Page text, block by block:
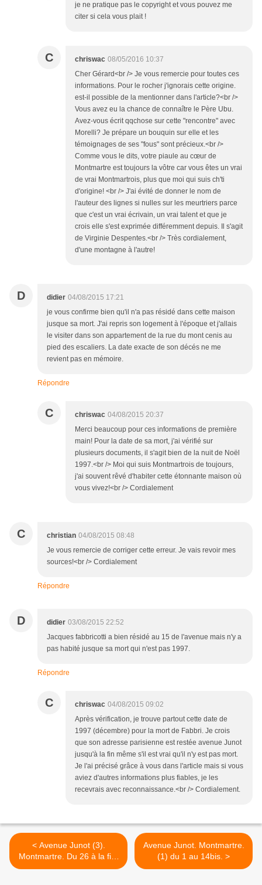
je ne pratique pas le copyright et vous pouvez me
citer si cela vous plait !
C chriswac 08/05/2016 10:37
Cher Gérard<br /> Je vous remercie pour toutes ces
informations. Pour le rocher j'ignorais cette origine.
est-il possible de la mentionner dans l'article?<br />
Vous avez eu la chance de connaître le Père Ubu.
Avez-vous écrit qqchose sur cette "rencontre" avec
Morelli? Je prépare un bouquin sur elle et les
témoignages de ses "fous" sont précieux.<br />
Comme vous le dits, votre piaule au cœur de
Montmartre est toujours la vôtre car vous êtes un vrai
de vrai Montmartrois, plus que moi qui suis ch'ti
d'origine! <br /> J'ai évité de donner le nom de
l'auteur des lignes si nulles sur les meurtriers parce
que c'est un vrai écrivain, un vrai talent et que je
crois elle s'est exprimée différemment depuis. Il s'agit
de Virginie Despentes.<br /> Très cordialement,
d'une montagne à l'autre!
D didier 04/08/2015 17:21
je vous confirme bien qu'il n'a pas résidé dans cette maison
jusque sa mort. J'ai repris son logement à l'époque et j'allais
le visiter dans son appartement de la rue du mont cenis au
pied des escaliers. La date exacte de son décés ne me
revient pas en mémoire.
Répondre
C chriswac 04/08/2015 20:37
Merci beaucoup pour ces informations de première
main! Pour la date de sa mort, j'ai vérifié sur
plusieurs documents, il s'agit bien de la nuit de Noël
1997.<br /> Moi qui suis Montmartrois de toujours,
j'ai souvent rêvé d'habiter cette étonnante maison où
vous vivez!<br /> Cordialement
C christian 04/08/2015 08:48
Je vous remercie de corriger cette erreur. Je vais revoir mes
sources!<br /> Cordialement
Répondre
D didier 03/08/2015 22:52
Jacques fabbricotti a bien résidé au 15 de l'avenue mais n'y a
pas habité jusque sa mort qui n'est pas 1997.
Répondre
C chriswac 04/08/2015 09:02
Après vérification, je trouve partout cette date de
1997 (décembre) pour la mort de Fabbri. Je crois
que son adresse parisienne est restée avenue Junot
jusqu'à la fin même s'il est vrai qu'il n'y est pas mort.
Je l'ai précisé grâce à vous dans l'article mais si vous
aviez d'autres informations plus fiables, je les
recevrais avec reconnaissance.<br /> Cordialement.
< Avenue Junot (3).
Montmartre. Du 26 à la fin.
Clouzot. Lucienne boyer.
Avenue Junot. Montmartre.
(1) du 1 au 14bis. >